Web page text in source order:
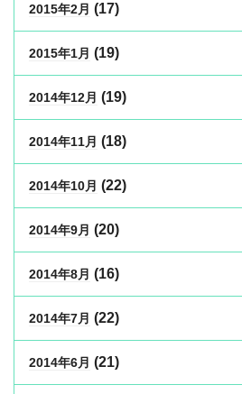
2015年2月 (17)
2015年1月 (19)
2014年12月 (19)
2014年11月 (18)
2014年10月 (22)
2014年9月 (20)
2014年8月 (16)
2014年7月 (22)
2014年6月 (21)